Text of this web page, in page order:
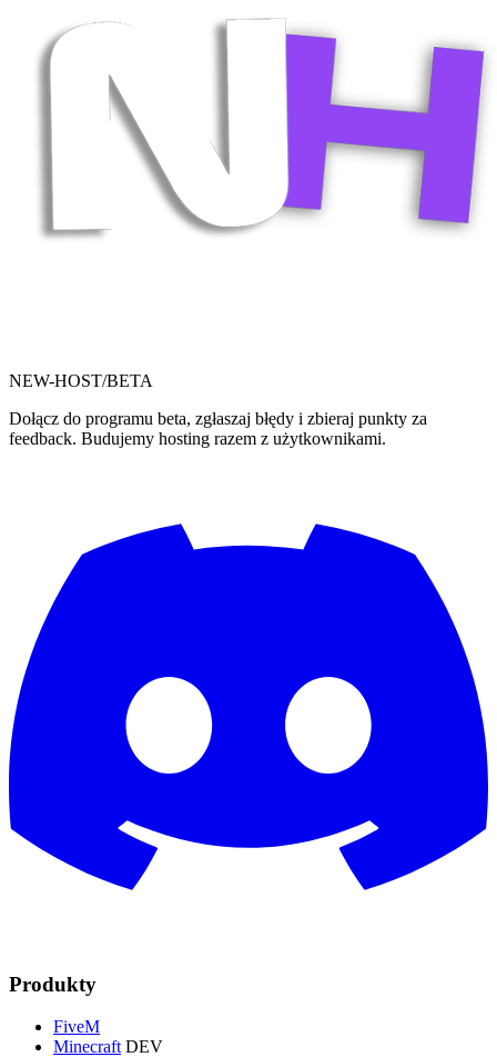
NEW-HOST/BETA
Dołącz do programu beta, zgłaszaj błędy i zbieraj punkty za
feedback. Budujemy hosting razem z użytkownikami.
Produkty
FiveM
Minecraft DEV